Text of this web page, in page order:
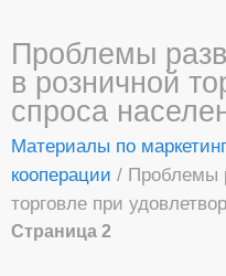
Проблемы
в розничной
спроса
Материалы по
кооперации / Проблемы
торговле при
Страница 2